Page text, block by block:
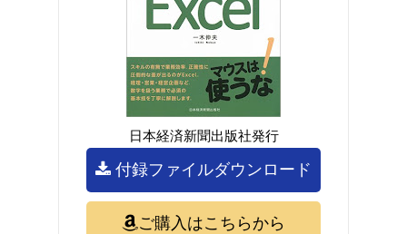
日本経済新聞出版社発行
付録ファイルダウンロード
ご購入はこちらから